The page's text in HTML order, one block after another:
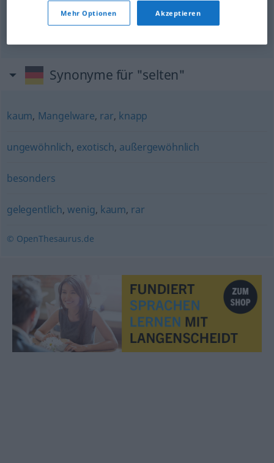
Synonyme für "selten"
kaum, Mangelware, rar, knapp
ungewöhnlich, exotisch, außergewöhnlich
besonders
gelegentlich,wenig, kaum, rar
© OpenThesaurus.de
Mehr Optionen Akzeptieren